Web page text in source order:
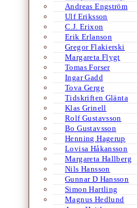
Andreas Engström
Ulf Eriksson
C.J. Erixon
Erik Erlanson
Gregor Flakierski
Margareta Flygt
Tomas Forser
Ingar Gadd
Tova Gerge
Tidskriften Glänta
Klas Grinell
Rolf Gustavsson
Bo Gustavsson
Henning Hagerup
Lovisa Håkansson
Margareta Hallberg
Nils Hansson
Gunnar D Hansson
Simon Hartling
Magnus Hedlund